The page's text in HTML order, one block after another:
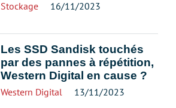
Stockage 16/11/2023
Les SSD Sandisk touchés
par des pannes à répétition,
Western Digital en cause ?
Western Digital 13/11/2023